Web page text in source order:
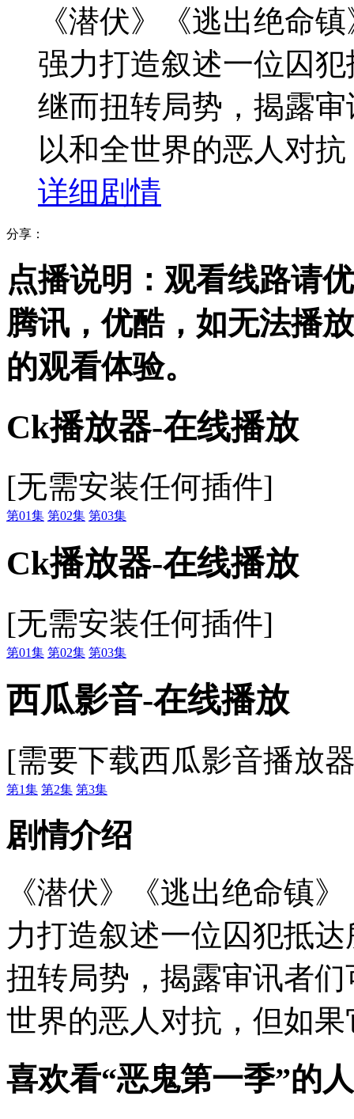
《潜伏》《逃出绝命
强力打造叙述一位囚
继而扭转局势，揭露
以和全世界的恶人对
详细剧情
分享：
点播说明 ：观看线路请
腾讯，优酷， 如无法播
的观看体验。
Ck播放器-在线播放
[无需安装任何插件]
第01集 第02集 第03集
Ck播放器-在线播放
[无需安装任何插件]
第01集 第02集 第03集
西瓜影音-在线播放
[需要下载西瓜影音播放
第1集 第2集 第3集
剧情介绍
《潜伏》《逃出绝命镇
力打造叙述一位囚犯抵
扭转局势，揭露审讯者
世界的恶人对抗，但如
喜欢看“恶鬼第一季”的